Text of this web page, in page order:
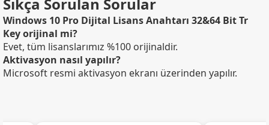
Windows 10 Pro Dijital Lisans Anahtarı 32&64 Bit Tr
Key orijinal mi?
Evet, tüm lisanslarımız %100 orijinaldir.
Aktivasyon nasıl yapılır?
Microsoft resmi aktivasyon ekranı üzerinden yapılır.